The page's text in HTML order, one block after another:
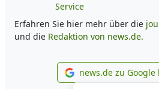
Service
Erfahren Sie hier mehr über die
und die Redaktion von news.de.
news.de zu